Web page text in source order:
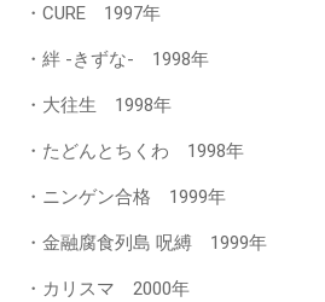
・CURE 1997年
・絆 -きずな- 1998年
・大往生 1998年
・たどんとちくわ 1998年
・ニンゲン合格 1999年
・金融腐食列島 呪縛 1999年
・カリスマ 2000年